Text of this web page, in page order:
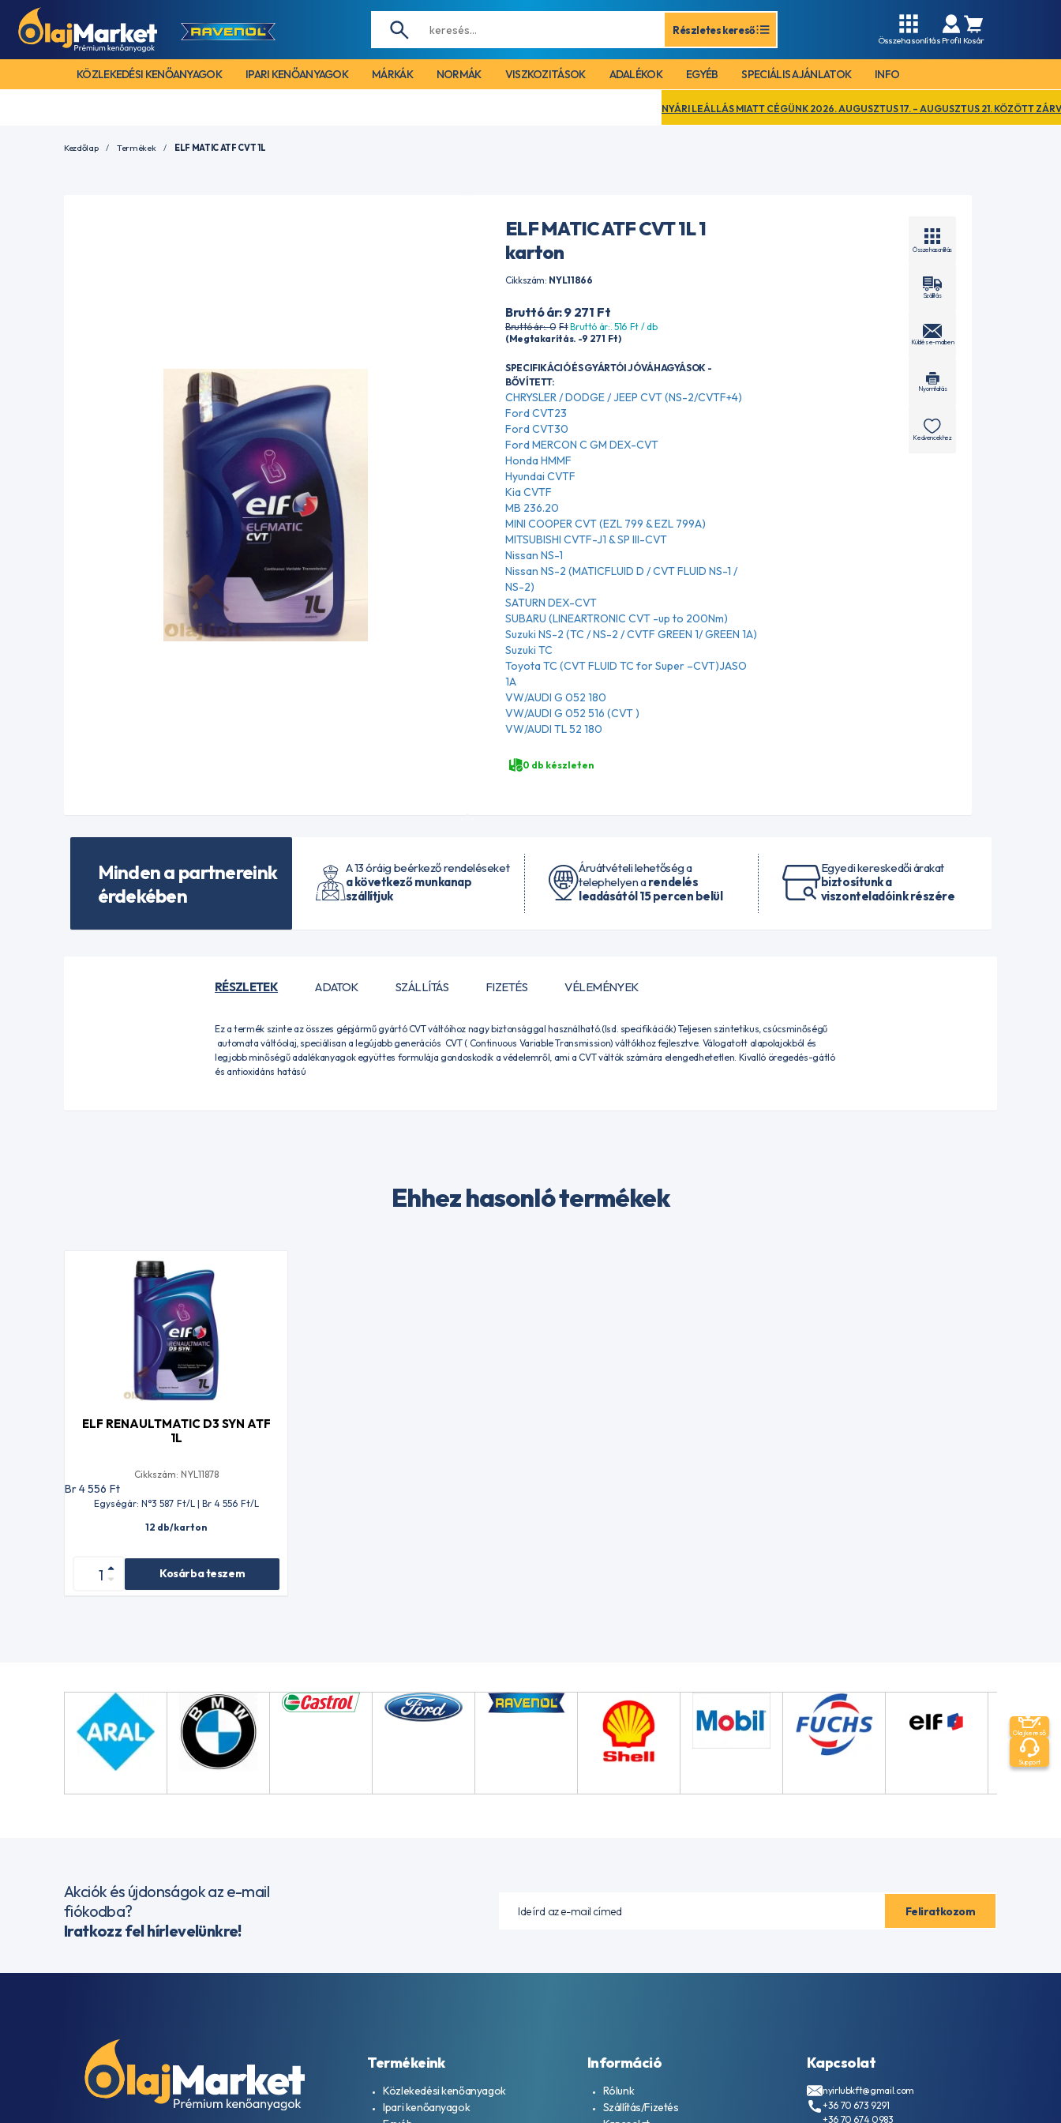
Részletes kereső
Összehasonlítás Profil Kosár
KÖZLEKEDÉSI KENŐANYAGOK IPARI KENŐANYAGOK MÁRKÁK NORMÁK VISZKOZITÁSOK ADALÉKOK EGYÉB SPECIÁLIS AJÁNLATOK INFO
NYÁRI LEÁLLÁS MIATT CÉGÜNK 2026. AUGUSZTUS 17. – AUGUSZTUS 21. KÖZÖTT ZÁRVA TART. EZ
Kezdőlap Termékek ELF MATIC ATF CVT 1L
ELF MATIC ATF CVT 1L 1
karton
Cikkszám: NYL11866
Bruttó ár: 9 271 Ft
Bruttó ár:. 0 FtBruttó ár:. 516 Ft / db
(Megtakarítás. -9 271 Ft)
SPECIFIKÁCIÓ ÉS GYÁRTÓI JÓVÁHAGYÁSOK -
BŐVÍTETT:
CHRYSLER / DODGE / JEEP CVT (NS-2/CVTF+4)
Ford CVT23
Ford CVT30
Ford MERCON C GM DEX-CVT
Honda HMMF
Hyundai CVTF
Kia CVTF
MB 236.20
MINI COOPER CVT (EZL 799 & EZL 799A)
MITSUBISHI CVTF-J1 & SP III-CVT
Nissan NS-1
Nissan NS-2 (MATICFLUID D / CVT FLUID NS-1 /
NS-2)
SATURN DEX-CVT
SUBARU (LINEARTRONIC CVT -up to 200Nm)
Suzuki NS-2 (TC / NS-2 / CVTF GREEN 1/ GREEN 1A)
Suzuki TC
Toyota TC (CVT FLUID TC for Super –CVT)JASO
1A
VW/AUDI G 052 180
VW/AUDI G 052 516 (CVT )
VW/AUDI TL 52 180
0 db készleten
Összehasonlítás
Szállítás
Küldés e-mailben
Nyomtatás
Kedvencekhez
Minden a partnereink
érdekében
A 13 óráig beérkező rendeléseket
a következő munkanap
szállítjuk
Áruátvételi lehetőség a
telephelyen arendelés
leadásától 15 percen belül
Egyedi kereskedői árakat
biztosítunk a
viszonteladóink részére
RÉSZLETEK ADATOK SZÁLLÍTÁS FIZETÉS VÉLEMÉNYEK
Ez a termék szinte az összes gépjármű gyártó CVT váltóihoz nagy biztonsággal használható.(lsd. specifikációk) Teljesen szintetikus, csúcsminőségű
automata váltóolaj, speciálisan a legújabb generációs CVT ( Continuous Variable Transmission) váltókhoz fejlesztve. Válogatott alapolajokból és
legjobb minőségű adalékanyagok együttes formulája gondoskodik a védelemről, ami a CVT váltók számára elengedhetetlen. Kivalló öregedés-gátló
és antioxidáns hatású
Ehhez hasonló termékek
ELF RENAULTMATIC D3 SYN ATF
1L
Cikkszám: NYL11878
Br 4 556 Ft
Egységár: N°3 587 Ft/L | Br 4 556 Ft/L
12 db/karton
Kosárba teszem
Akciók és újdonságok az e-mail
fiókodba?
Iratkozz fel hírlevelünkre!
Termékeink
Közlekedési kenőanyagok
Ipari kenőanyagok
Információ
Rólunk
Szállítás/Fizetés
Kapcsolat
nyirlubkft@gmail.com
+36 70 673 9291
+36 70 674 0983
Olajkereső
Support